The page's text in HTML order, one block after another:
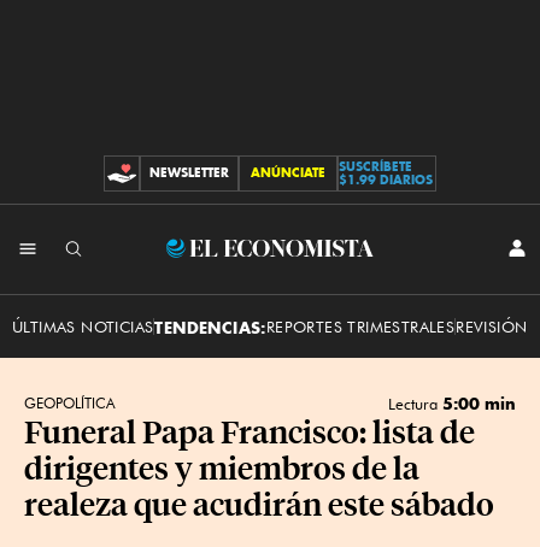
CONTRIBUCIONES
NEWSLETTER ANÚNCIATE
SUSCRÍBETE
$1.99 DIARIOS
El
ÚLTIMAS NOTICIASTENDENCIAS:REPORTES TRIMESTRALESREVISIÓN
GEOPOLÍTICA Lectura 5:00 min
Funeral Papa Francisco: lista de
dirigentes y miembros de la
realeza que acudirán este sábado